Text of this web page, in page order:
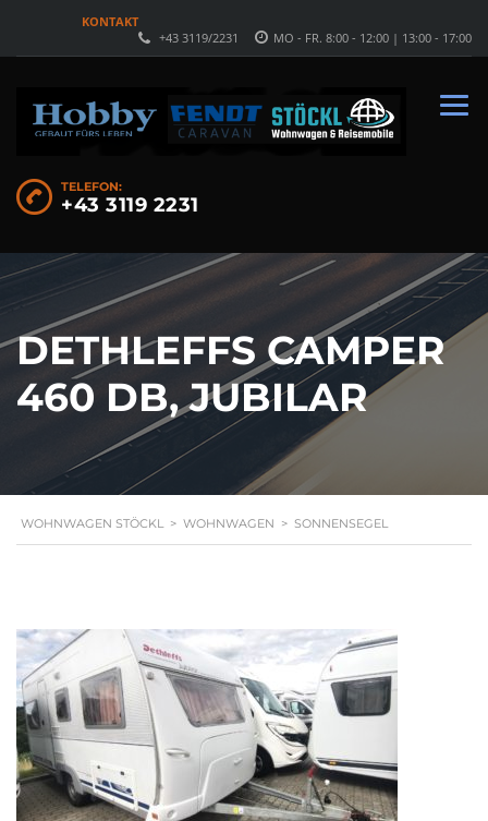
KONTAKT
MO - FR. 8:00 - 12:00 | 13:00 - 17:00
+43 3119/2231
TELEFON:
+43 3119 2231
DETHLEFFS CAMPER
460 DB, JUBILAR
WOHNWAGEN STÖCKL > WOHNWAGEN > SONNENSEGEL